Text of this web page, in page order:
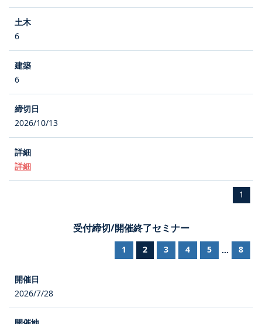
6
6
2026/10/13
詳細
1
受付締切/開催終了セミナー
1 2 3 4 5 ... 8
2026/7/28